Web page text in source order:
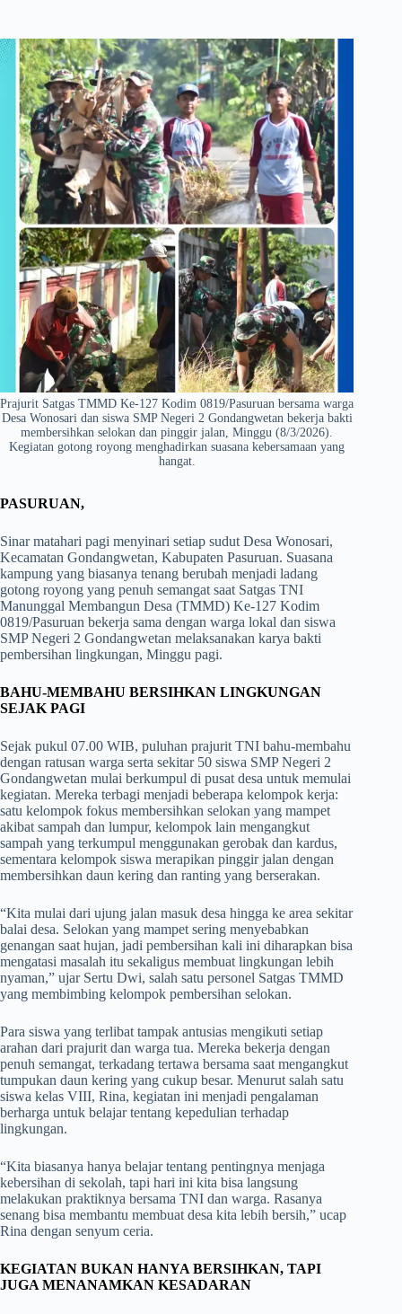
Prajurit Satgas TMMD Ke-127 Kodim 0819/Pasuruan bersama warga
Desa Wonosari dan siswa SMP Negeri 2 Gondangwetan bekerja bakti
membersihkan selokan dan pinggir jalan, Minggu (8/3/2026).
Kegiatan gotong royong menghadirkan suasana kebersamaan yang
hangat.
PASURUAN,
Sinar matahari pagi menyinari setiap sudut Desa Wonosari,
Kecamatan Gondangwetan, Kabupaten Pasuruan. Suasana
kampung yang biasanya tenang berubah menjadi ladang
gotong royong yang penuh semangat saat Satgas TNI
Manunggal Membangun Desa (TMMD) Ke-127 Kodim
0819/Pasuruan bekerja sama dengan warga lokal dan siswa
SMP Negeri 2 Gondangwetan melaksanakan karya bakti
pembersihan lingkungan, Minggu pagi.
BAHU-MEMBAHU BERSIHKAN LINGKUNGAN
SEJAK PAGI
Sejak pukul 07.00 WIB, puluhan prajurit TNI bahu-membahu
dengan ratusan warga serta sekitar 50 siswa SMP Negeri 2
Gondangwetan mulai berkumpul di pusat desa untuk memulai
kegiatan. Mereka terbagi menjadi beberapa kelompok kerja:
satu kelompok fokus membersihkan selokan yang mampet
akibat sampah dan lumpur, kelompok lain mengangkut
sampah yang terkumpul menggunakan gerobak dan kardus,
sementara kelompok siswa merapikan pinggir jalan dengan
membersihkan daun kering dan ranting yang berserakan.
“Kita mulai dari ujung jalan masuk desa hingga ke area sekitar
balai desa. Selokan yang mampet sering menyebabkan
genangan saat hujan, jadi pembersihan kali ini diharapkan bisa
mengatasi masalah itu sekaligus membuat lingkungan lebih
nyaman,” ujar Sertu Dwi, salah satu personel Satgas TMMD
yang membimbing kelompok pembersihan selokan.
Para siswa yang terlibat tampak antusias mengikuti setiap
arahan dari prajurit dan warga tua. Mereka bekerja dengan
penuh semangat, terkadang tertawa bersama saat mengangkut
tumpukan daun kering yang cukup besar. Menurut salah satu
siswa kelas VIII, Rina, kegiatan ini menjadi pengalaman
berharga untuk belajar tentang kepedulian terhadap
lingkungan.
“Kita biasanya hanya belajar tentang pentingnya menjaga
kebersihan di sekolah, tapi hari ini kita bisa langsung
melakukan praktiknya bersama TNI dan warga. Rasanya
senang bisa membantu membuat desa kita lebih bersih,” ucap
Rina dengan senyum ceria.
KEGIATAN BUKAN HANYA BERSIHKAN, TAPI
JUGA MENANAMKAN KESADARAN